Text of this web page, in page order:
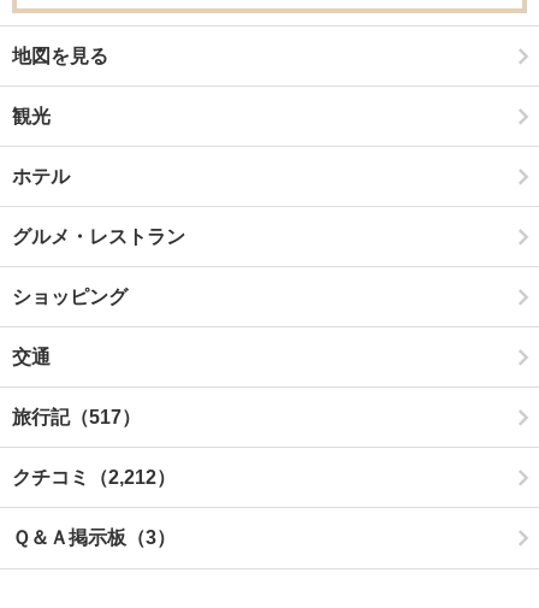
地図を見る
観光
ホテル
グルメ・レストラン
ショッピング
交通
旅行記（517）
クチコミ（2,212）
Ｑ＆Ａ掲示板（3）